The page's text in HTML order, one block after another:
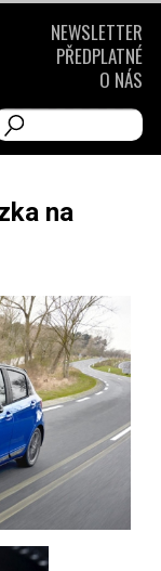
na
NEWSLETTER
PŘEDPLATNÉ
O NÁS